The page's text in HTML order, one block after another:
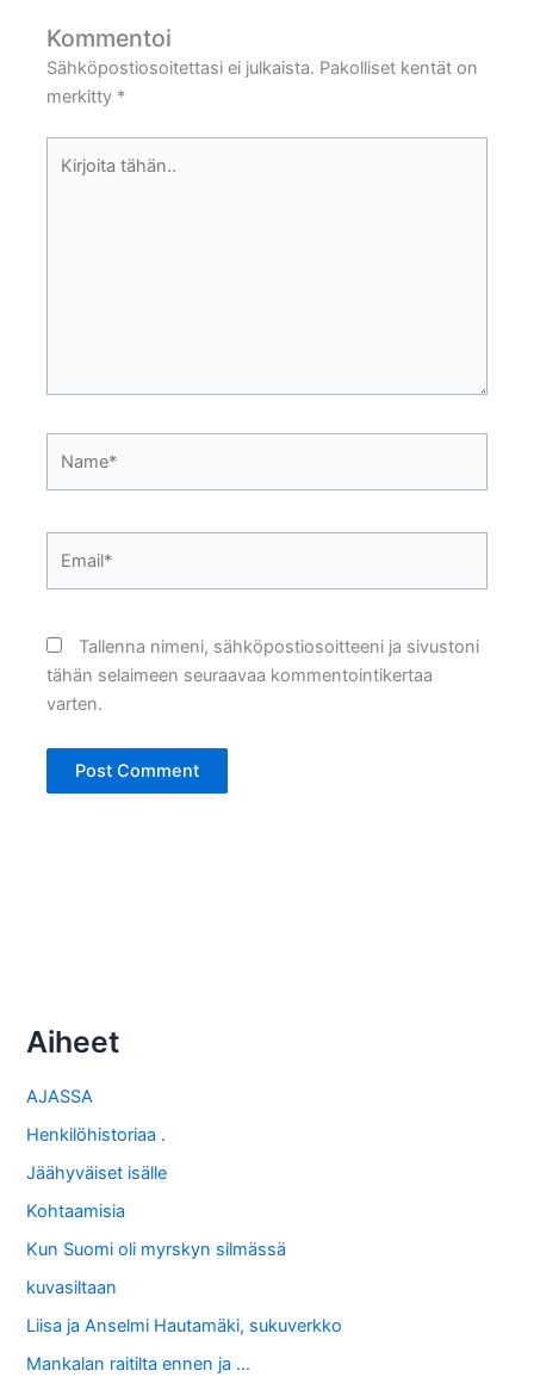
Kommentoi
Sähköpostiosoitettasi ei julkaista. Pakolliset kentät on
merkitty *
tähän..
Tallenna nimeni, sähköpostiosoitteeni ja sivustoni
tähän selaimeen seuraavaa kommentointikertaa
varten.
Aiheet
AJASSA
Henkilöhistoriaa .
Jäähyväiset isälle
Kohtaamisia
Kun Suomi oli myrskyn silmässä
kuvasiltaan
Liisa ja Anselmi Hautamäki, sukuverkko
Mankalan raitilta ennen ja …